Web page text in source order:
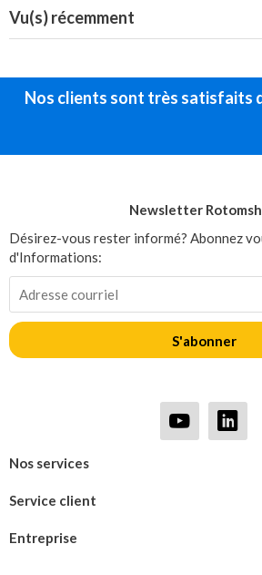
Vu(s) récemment
Nos clients sont très satisfaits
Entreprise
Service client
Nos services
Newsletter
Désirez-vous rester informé? Abonnez
d'Informations:
S'abonner